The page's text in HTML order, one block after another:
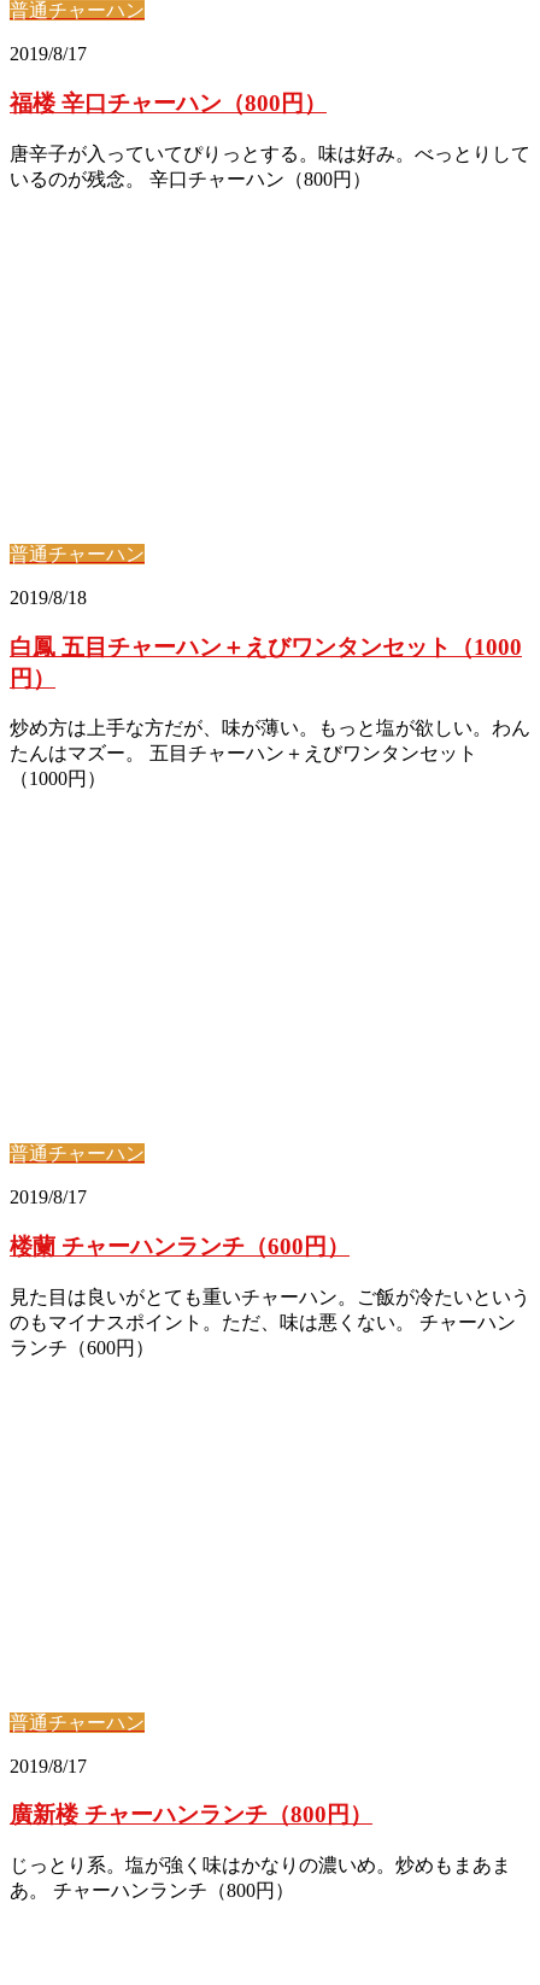
普通チャーハン
2019/8/17
福楼 辛口チャーハン（800円）
唐辛子が入っていてぴりっとする。味は好み。べっとりして
いるのが残念。 辛口チャーハン（800円）
普通チャーハン
2019/8/18
白鳳 五目チャーハン＋えびワンタンセット（1000
円）
炒め方は上手な方だが、味が薄い。もっと塩が欲しい。わん
たんはマズー。 五目チャーハン＋えびワンタンセット
（1000円）
普通チャーハン
2019/8/17
楼蘭 チャーハンランチ（600円）
見た目は良いがとても重いチャーハン。ご飯が冷たいという
のもマイナスポイント。ただ、味は悪くない。 チャーハン
ランチ（600円）
普通チャーハン
2019/8/17
廣新楼 チャーハンランチ（800円）
じっとり系。塩が強く味はかなりの濃いめ。炒めもまあま
あ。 チャーハンランチ（800円）